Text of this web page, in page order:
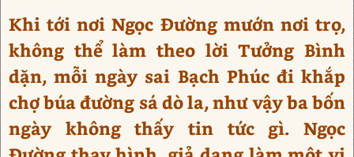
Khi tới nơi Ngọc Đường mướn nơi trọ,
không thể làm theo lời Tưởng Bình
dặn, mỗi ngày sai Bạch Phúc đi khắp
chợ búa đường sá dò la, như vậy ba bốn
ngày không thấy tin tức gì. Ngọc